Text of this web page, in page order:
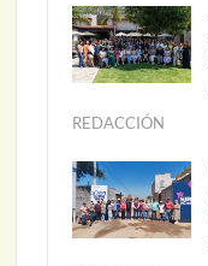
o
s
t
,
2
0
REDACCIÓN
n
i
o